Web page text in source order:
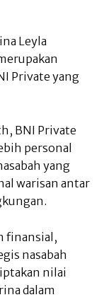
Leyla
Private yang
BNI Private
personal
yang
warisan antar
finansial,
nasabah
nilai
dalam